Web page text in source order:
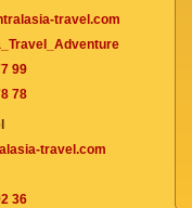
travel.com
99
78
travel.com
36